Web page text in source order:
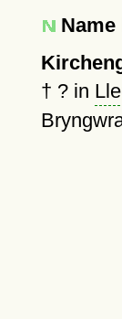
Name
† ?in